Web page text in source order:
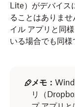
Lite）がデバイス
ることはありま
イル アプリと同
いる場合でも同様
メモ：
リ（